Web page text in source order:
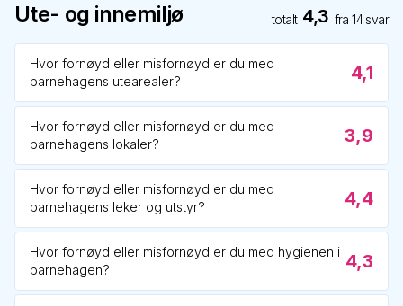
Ute- og innemiljø totalt 4,3 fra14svar
Hvor fornøyd eller misfornøyd er du med
barnehagens utearealer?
4,1
Hvor fornøyd eller misfornøyd er du med
barnehagens lokaler?
3,9
Hvor fornøyd eller misfornøyd er du med
barnehagens leker og utstyr?
4,4
Hvor fornøyd eller misfornøyd er du med hygienen i
barnehagen?
4,3